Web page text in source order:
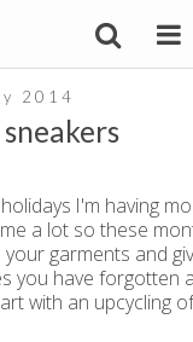
2014
I'm having
a lot so these
garments and
you have forgotten
with an upcycling of